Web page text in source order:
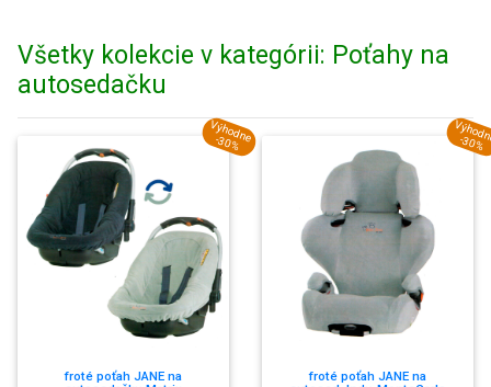
Všetky kolekcie v kategórii: Poťahy na
autosedačku
froté poťah JANE na
Výhodne
-30%
froté poťah JANE na
-30%